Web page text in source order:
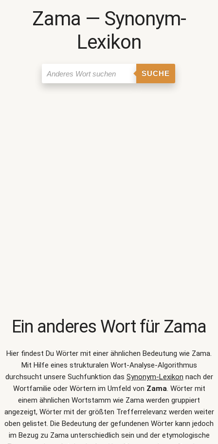
Zama ― Synonym-
Lexikon
SUCHE
Ein anderes Wort für Zama
Hier findest Du Wörter mit einer ähnlichen Bedeutung wie Zama.
Mit Hilfe eines strukturalen Wort-Analyse-Algorithmus
durchsucht unsere Suchfunktion das Synonym-Lexikon nach der
Wortfamilie oder Wörtern im Umfeld von Zama. Wörter mit
einem ähnlichen Wortstamm wie Zama werden gruppiert
angezeigt, Wörter mit der größten Trefferrelevanz werden weiter
oben gelistet. Die Bedeutung der gefundenen Wörter kann jedoch
im Bezug zu Zama unterschiedlich sein und der etymologische